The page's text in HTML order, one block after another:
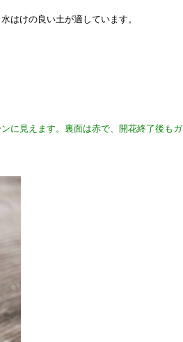
はけの良い土が適しています。
に見えます。裏面は赤で、開花終了後もガ